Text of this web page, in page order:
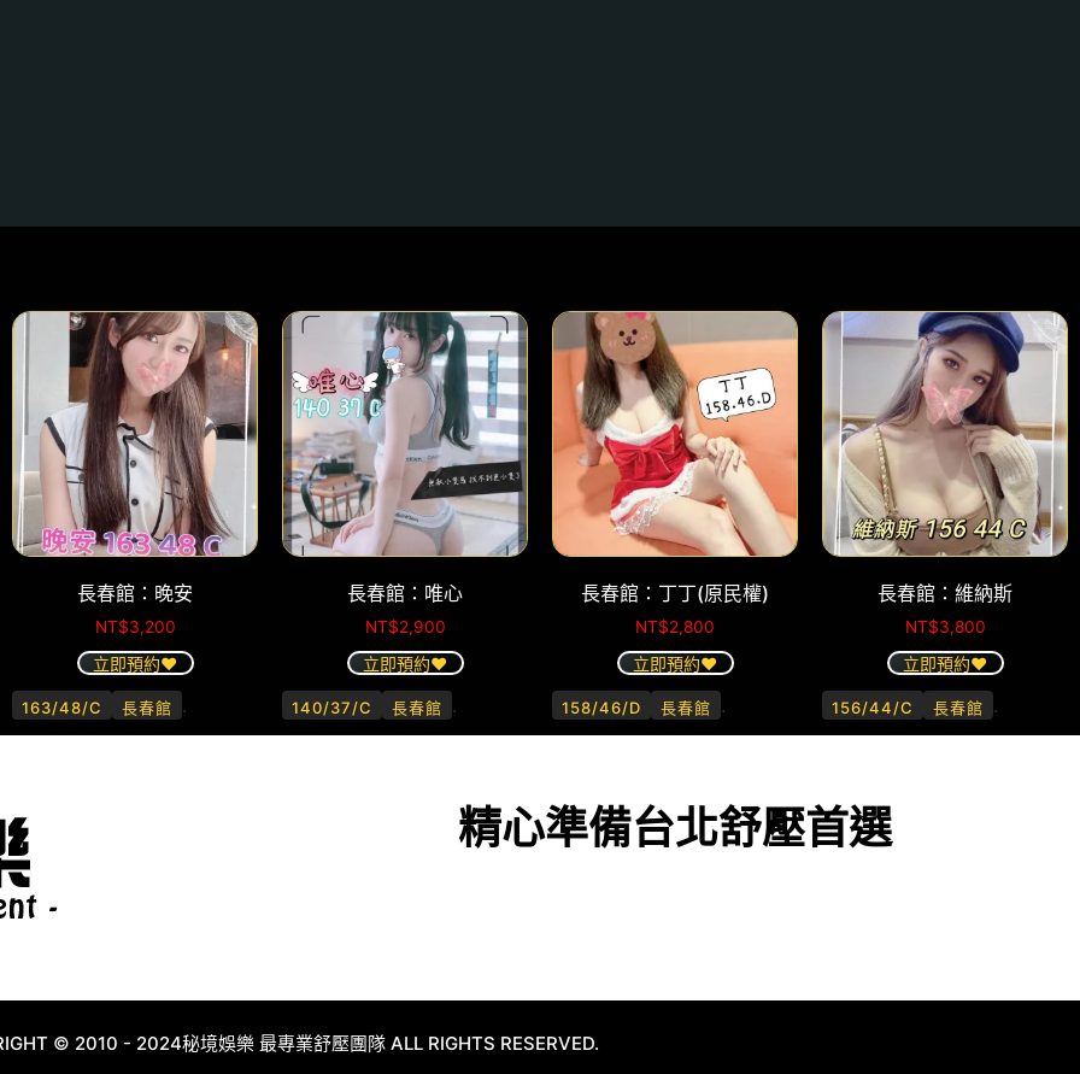
長春館：晚安
NT$3,200
立即預約❤️
163/48/C 長春館 .
長春館：唯心
NT$2,900
立即預約❤️
140/37/C 長春館 .
長春館：丁丁(原民權)
NT$2,800
立即預約❤️
158/46/D 長春館 .
長春館：維納斯
NT$3,800
立即預約❤️
156/44/C 長春館 .
精心準備台北舒壓首選
© 2010 - 2024秘境娛樂 最專業舒壓團隊 ALL RIGHTS RESERVED.